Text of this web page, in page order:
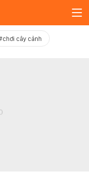
cây cảnh